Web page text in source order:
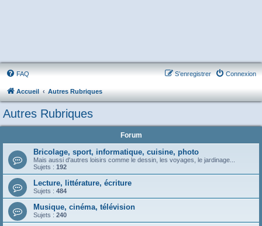
FAQ Connexion
S’enregistrer
Accueil Autres Rubriques
Autres Rubriques
Forum
Bricolage, sport, informatique, cuisine, photo
Mais aussi d'autres loisirs comme le dessin, les voyages, le jardinage...
Sujets : 192
Lecture, littérature, écriture
Sujets : 484
Musique, cinéma, télévision
Sujets : 240